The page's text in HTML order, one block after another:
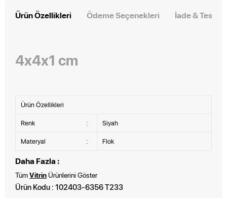
Ürün Özellikleri Ödeme Seçenekleri İade &
4x4x1 cm
Ürün Özellikleri
Renk : Siyah
Materyal : Flok
Daha Fazla :
TümVitrin Ürünlerini Göster
Ürün Kodu : 102403-6356 T233